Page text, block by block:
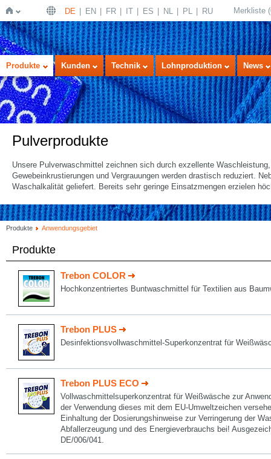
Startseite
DE EN FR IT ES NL PL RU Merkliste (
Produkte Kunden Technik Lohnproduktion News
Pulverprodukte
Unsere Pulverwaschmittel zeichnen sich durch exzellente
Gewebeinkrustierungen und Vergrauungen werden drastisch reduziert.
Waschalkalität geliefert. Bereits sehr geringe Einsatzmengen erzielen
Produkte Anwendungsgebiet
Produkte
Trebon COLOR
Hochkonzentriertes Buntwaschmittel für Textilien aus
Trebon PLUS
Desinfektionsvollwaschmittel-Superkonzentrat für
Trebon PLUS ECO
Vollwaschmittelsuperkonzentrat für Weißwäsche zur
der Verwendung dieses mit dem EU-Umweltzeichen
Einhaltung der Dosierungshinweise zur Verringerung der
Abfallerzeugung und des Energieverbrauchs bei!
DE/006/041.